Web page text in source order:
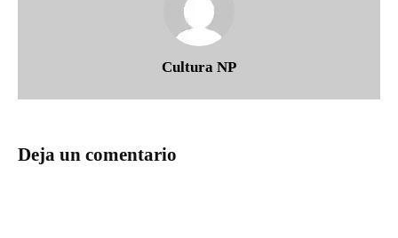
Cultura NP
Deja un comentario